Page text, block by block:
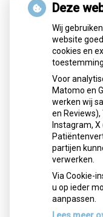
Op deze pagina
door de KNMP
bevordering der
over bepaalde
geneesmiddelen.
Deze content is
Deze
Wij
website
cookies en
toestemming.
Voor
Matomo en
werken wij
en Reviews),
Instagram,
partijen
verwerken.
Via Cookie-
u op ieder
aanpassen.